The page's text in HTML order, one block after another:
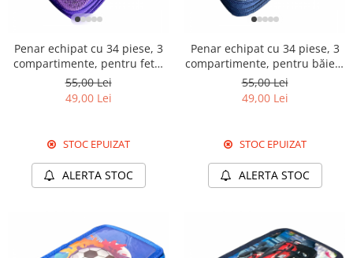
Pilote cu blăniță
Penar echipat cu 34 piese, 3
compartimente, pentru fete,
PNF05
55,00 Lei
49,00 Lei
STOC EPUIZAT
ALERTA STOC
Penar echipat cu 34 piese, 3
compartimente, pentru băieți,
PNB01
55,00 Lei
49,00 Lei
STOC EPUIZAT
ALERTA STOC